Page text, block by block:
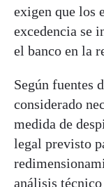
exigen que los
excedencia se
el banco en la
Según fuentes
considerado
medida de
legal previsto
análisis